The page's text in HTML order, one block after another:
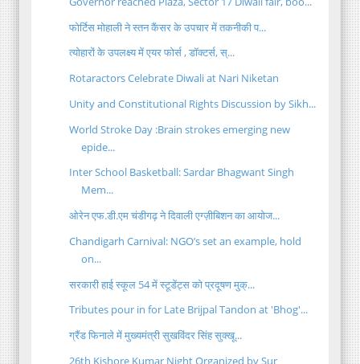
फोर्टिस मोहाली ने स्तन कैंसर के उपचार में तकनीकी प...
त्योहारों के उपलक्ष्य में एयर फोर्स , डॉक्टर्स, स्...
Rotaractors Celebrate Diwali at Nari Niketan
Unity and Constitutional Rights Discussion by Sikh...
World Stroke Day :Brain strokes emerging new
epide...
Inter School Basketball: Sardar Bhagwant Singh
Mem...
ओरेन एफ.डी.एम चंडीगढ़ ने दिवाली एग्ज़ीबिशन का आयोज...
Chandigarh Carnival: NGO’s set an example, hold
on...
सरकारी हाई स्कूल 54 में स्टूडेंट्स को प्रदूषण मुक्...
Tributes pour in for Late Brijpal Tandon at 'Bhog'...
ग्रैंड फिनाले में मुख्यमंत्री सुखविंदर सिंह सुक्खू...
26th Kishore Kumar Night Organized by Sur